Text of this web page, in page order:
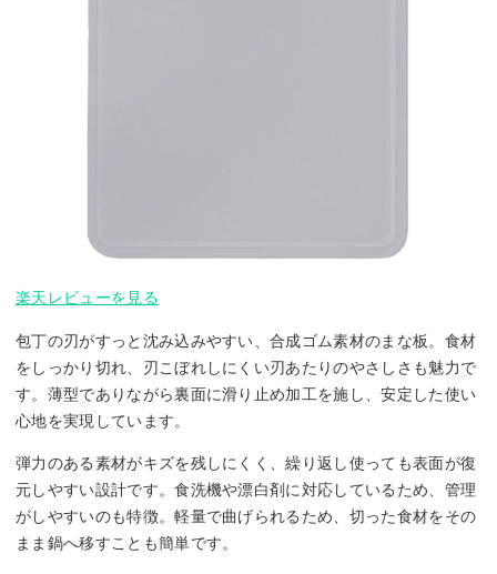
楽天レビューを見る
包丁の刃がすっと沈み込みやすい、合成ゴム素材のまな板。食材
をしっかり切れ、刃こぼれしにくい刃あたりのやさしさも魅力で
す。薄型でありながら裏面に滑り止め加工を施し、安定した使い
心地を実現しています。
弾力のある素材がキズを残しにくく、繰り返し使っても表面が復
元しやすい設計です。食洗機や漂白剤に対応しているため、管理
がしやすいのも特徴。軽量で曲げられるため、切った食材をその
まま鍋へ移すことも簡単です。